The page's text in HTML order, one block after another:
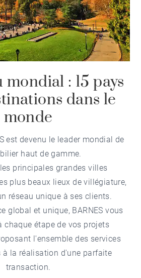
mondial : 15 pays
dans le
monde
est devenu le leader mondial de
haut de gamme.
principales grandes villes
plus beaux lieux de villégiature,
réseau unique à ses clients.
global et unique, BARNES vous
chaque étape de vos projets
l'ensemble des services
à la réalisation d'une parfaite
transaction.